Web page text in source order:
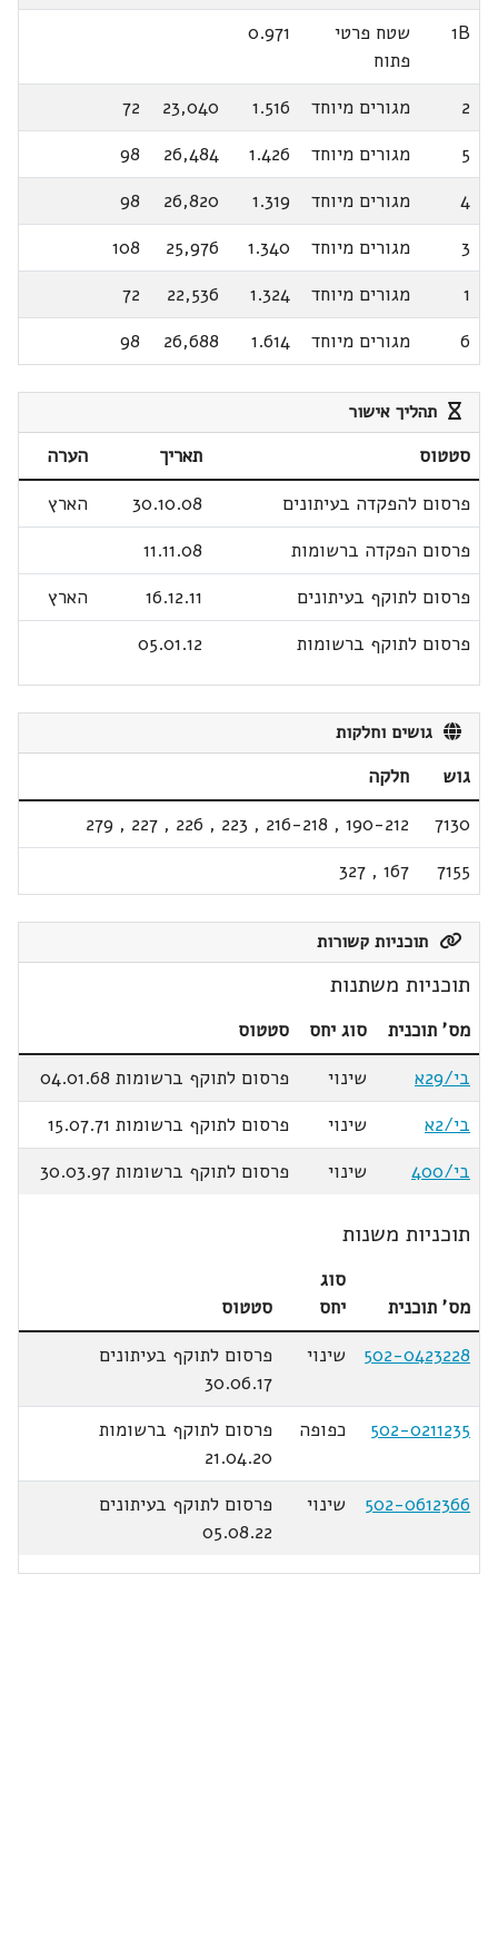
1B
שטח פרטי
פתוח
0.971
2 מגורים מיוחד 1.516
23,040
72
5
מגורים מיוחד 1.426
26,484
98
4
מגורים מיוחד 1.319
26,820
98
3
מגורים מיוחד 1.340
25,976
108
1
מגורים מיוחד 1.324
22,536
72
6
מגורים מיוחד 1.614
26,688
98
תהליך אישור
סטטוס תאריך
הערה
פרסום להפקדה בעיתונים
30.10.08
הארץ
פרסום הפקדה ברשומות
11.11.08
פרסום לתוקף בעיתונים
16.12.11
הארץ
פרסום לתוקף ברשומות
05.01.12
גושים וחלקות
גוש
חלקה
7130
190-212
,
216-218
,
223
,
226
,
227
,
279
7155
167
,
327
תוכניות קשורות
תוכניות משתנות
מס' תוכנית סוג יחס
סטטוס
בי/29א
שינוי
פרסום לתוקף ברשומות 04.01.68
בי/2א
שינוי
פרסום לתוקף ברשומות 15.07.71
בי/400
שינוי פרסום לתוקף ברשומות 30.03.97
תוכניות משנות
מס' תוכנית
סוג
יחס
סטטוס
502-0423228
שינוי
פרסום לתוקף בעיתונים
30.06.17
502-0211235
כפופה
פרסום לתוקף ברשומות
21.04.20
502-0612366
שינוי
פרסום לתוקף בעיתונים
05.08.22